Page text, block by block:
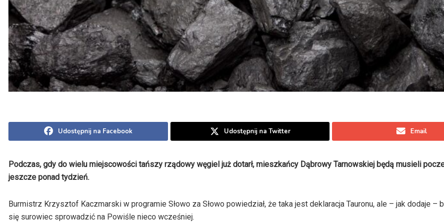
Udostępnij na Facebook Udostępnij na Twitter Email
Podczas, gdy do wielu miejscowości tańszy rządowy węgiel już dotarł, mieszkańcy Dąbrowy Tarnowskiej będą musieli
jeszcze ponad tydzień.
Burmistrz Krzysztof Kaczmarski w programie Słowo za Słowo powiedział, że taka jest deklaracja Tauronu, ale – jak dodaje –
się surowiec sprowadzić na Powiśle nieco wcześniej.